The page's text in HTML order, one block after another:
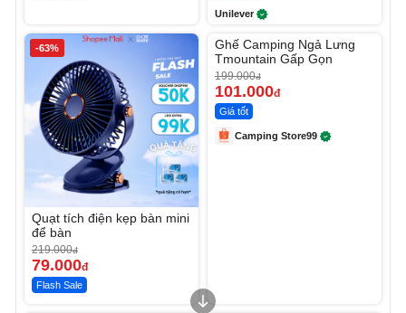
Unilever
-63%
Quạt tích điện kẹp bàn mini
để bàn
219.000đ
79.000đ
Flash Sale
-49%
Ghế Camping Ngả Lưng
Tmountain Gấp Gọn
199.000đ
101.000đ
Giá tốt
Camping Store99